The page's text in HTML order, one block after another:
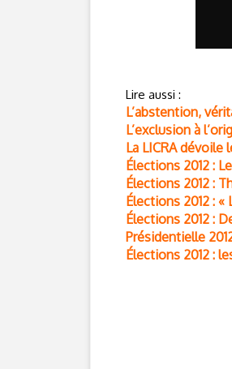
Lire aussi :
L’abstention,
L’exclusion à
La LICRA dévoile
Élections 2012 :
Élections 2012 :
Élections 2012 :
Élections 2012 :
Présidentielle
Élections 2012 :